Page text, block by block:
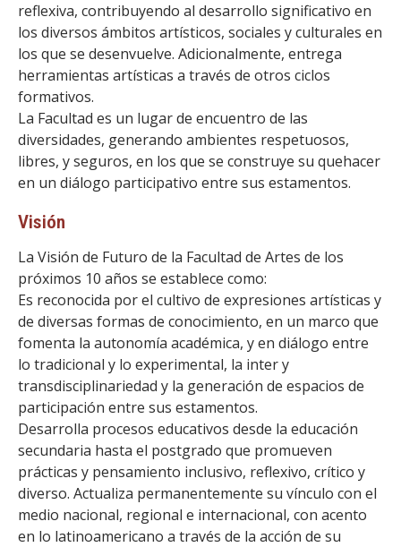
reflexiva, contribuyendo al desarrollo significativo en
los diversos ámbitos artísticos, sociales y culturales en
los que se desenvuelve. Adicionalmente, entrega
herramientas artísticas a través de otros ciclos
formativos.
La Facultad es un lugar de encuentro de las
diversidades, generando ambientes respetuosos,
libres, y seguros, en los que se construye su quehacer
en un diálogo participativo entre sus estamentos.
Visión
La Visión de Futuro de la Facultad de Artes de los
próximos 10 años se establece como:
Es reconocida por el cultivo de expresiones artísticas y
de diversas formas de conocimiento, en un marco que
fomenta la autonomía académica, y en diálogo entre
lo tradicional y lo experimental, la inter y
transdisciplinariedad y la generación de espacios de
participación entre sus estamentos.
Desarrolla procesos educativos desde la educación
secundaria hasta el postgrado que promueven
prácticas y pensamiento inclusivo, reflexivo, crítico y
diverso. Actualiza permanentemente su vínculo con el
medio nacional, regional e internacional, con acento
en lo latinoamericano a través de la acción de su